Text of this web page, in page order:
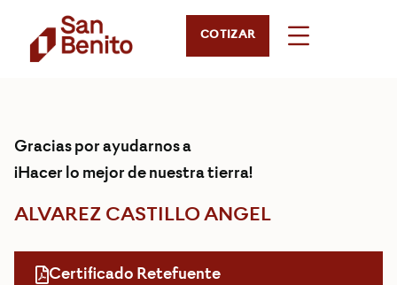
COTIZAR
Gracias por ayudarnos a
¡Hacer lo mejor de nuestra tierra!
ALVAREZ CASTILLO ANGEL
Certificado Retefuente